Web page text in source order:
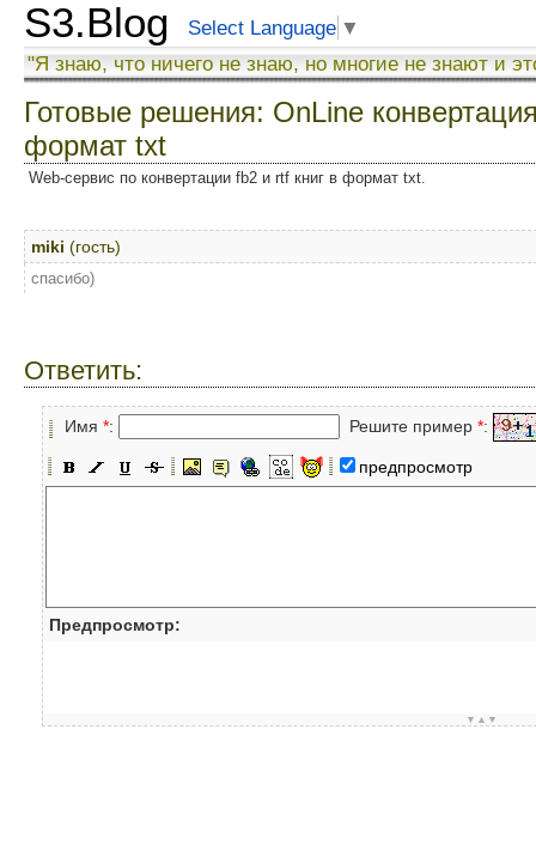
S3.Blog Select Language ▼
"Я знаю, что ничего не знаю, но многие не знают и
Готовые решения: OnLine
формат txt
Web-сервис по конвертации fb2 и rtf книг в формат txt.
miki (гость)
спасибо)
Ответить:
Имя *: Решите пример *:
предпросмотр
Предпросмотр:
▼▲▼